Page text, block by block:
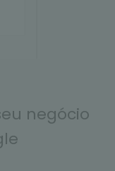
negócio